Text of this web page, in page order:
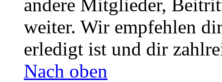
andere Mitglieder,
weiter. Wir empfehlen
erledigt ist und dir
Nach oben